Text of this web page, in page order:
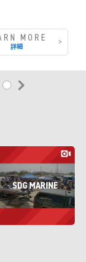
MORE
詳細
SDG MARINE